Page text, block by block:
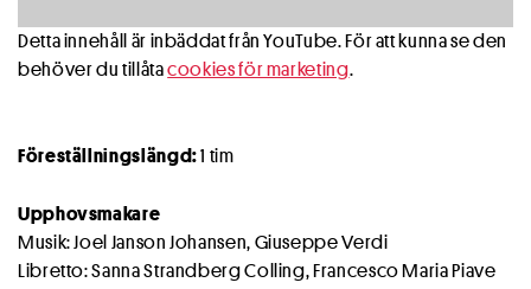
Detta innehåll är inbäddat från YouTube. För att kunna se den
behöver du tillåtacookies för marketing.
Föreställningslängd:1 tim
Upphovsmakare
Musik: Joel Janson Johansen, Giuseppe Verdi
Libretto: Sanna Strandberg Colling, Francesco Maria Piave